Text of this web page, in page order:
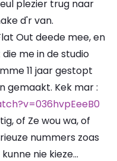
plezier trug naar
d'r van.
Out deede mee, en
me in de studio
11 jaar gestopt
gemaakt. Kek mar :
of Ze wou wa, of
nummers zoas
nie kieze...